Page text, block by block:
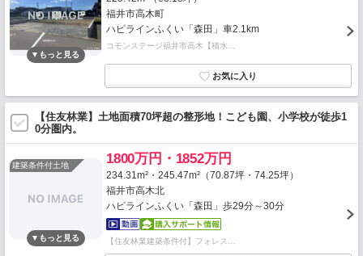
福井市高木町
ハピラインふくい「森田」車2.1km
コモンステージ福井市高木【積水…
【住友林業】土地面積70坪超の整形地！こども園、小学校が徒歩1
0分圏内。
建築条件付土地 1800万円・1852万円
234.31m²・245.47m²（70.87坪・74.25坪）
福井市高木北
ハピラインふくい「森田」歩29分～30分
【住友林業建築条件付】フォレス…